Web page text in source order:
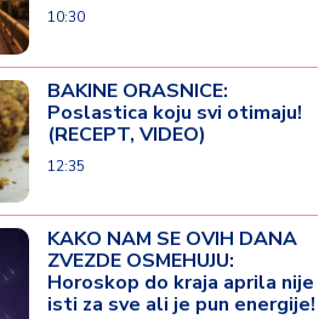
10:30
BAKINE ORASNICE:
Poslastica koju svi otimaju!
(RECEPT, VIDEO)
12:35
KAKO NAM SE OVIH DANA
ZVEZDE OSMEHUJU:
Horoskop do kraja aprila nije
isti za sve ali je pun energije!